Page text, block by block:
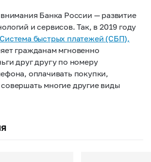
Банка России — развитие
и сервисов. Так, в 2019 году
Система быстрых платежей (СБП),
гражданам мгновенно
друг другу по номеру
оплачивать покупки,
многие другие виды